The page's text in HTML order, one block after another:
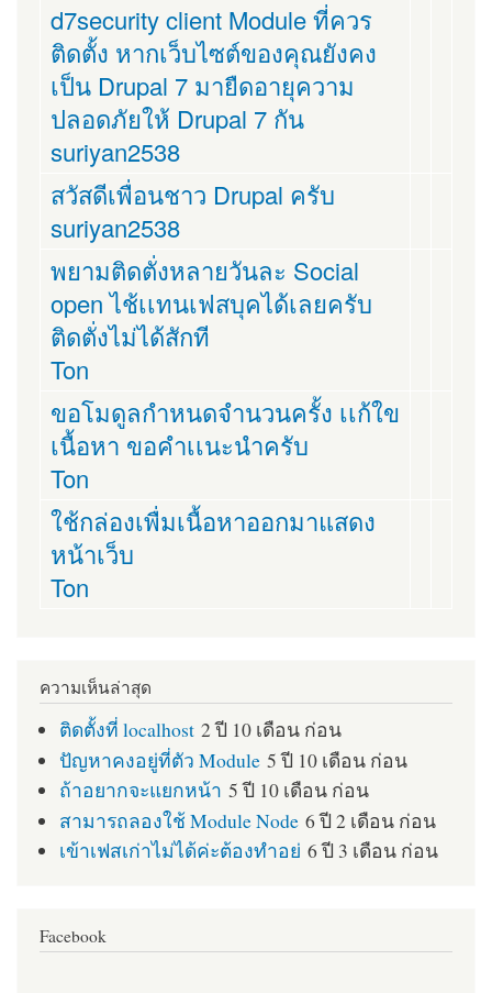
d7security client Module ที่ควร
ติดตั้ง หากเว็บไซต์ของคุณยังคง
เป็น Drupal 7 มายืดอายุความ
ปลอดภัยให้ Drupal 7 กัน
suriyan2538
สวัสดีเพื่อนชาว Drupal ครับ
suriyan2538
พยามติดตั่งหลายวันละ Social
open ไช้เเทนเฟสบุคได้เลยครับ
ติดตั่งไม่ได้สักที
Ton
ขอโมดูลกำหนดจำนวนครั้ง เเก้ใข
เนื้อหา ขอคำเเนะนำครับ
Ton
ใช้กล่องเพื่มเนื้อหาออกมาแสดง
หน้าเว็บ
Ton
ความเห็นล่าสุด
ติดตั้งที่ localhost 2 ปี 10 เดือน ก่อน
ปัญหาคงอยู่ที่ตัว Module 5 ปี 10 เดือน ก่อน
ถ้าอยากจะแยกหน้า 5 ปี 10 เดือน ก่อน
สามารถลองใช้ Module Node 6 ปี 2 เดือน ก่อน
เข้าเฟสเก่าไม่ได้ค่ะต้องทำอย่ 6 ปี 3 เดือน ก่อน
Facebook